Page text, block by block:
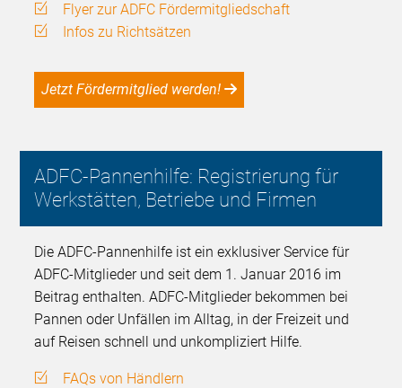
Flyer zur ADFC Fördermitgliedschaft
Infos zu Richtsätzen
Jetzt Fördermitglied werden!
ADFC-Pannenhilfe: Registrierung für
Werkstätten, Betriebe und Firmen
Die ADFC-Pannenhilfe ist ein exklusiver Service für
ADFC-Mitglieder und seit dem 1. Januar 2016 im
Beitrag enthalten. ADFC-Mitglieder bekommen bei
Pannen oder Unfällen im Alltag, in der Freizeit und
auf Reisen schnell und unkompliziert Hilfe.
FAQs von Händlern